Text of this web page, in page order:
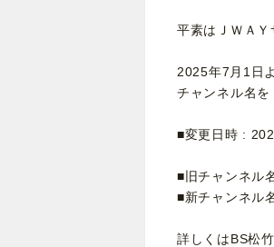
平素はＪＷＡＹ
2025年7月1日
チャンネル名を
■変更日時 :
■旧チャンネル
■新チャンネル
詳しくはBS松